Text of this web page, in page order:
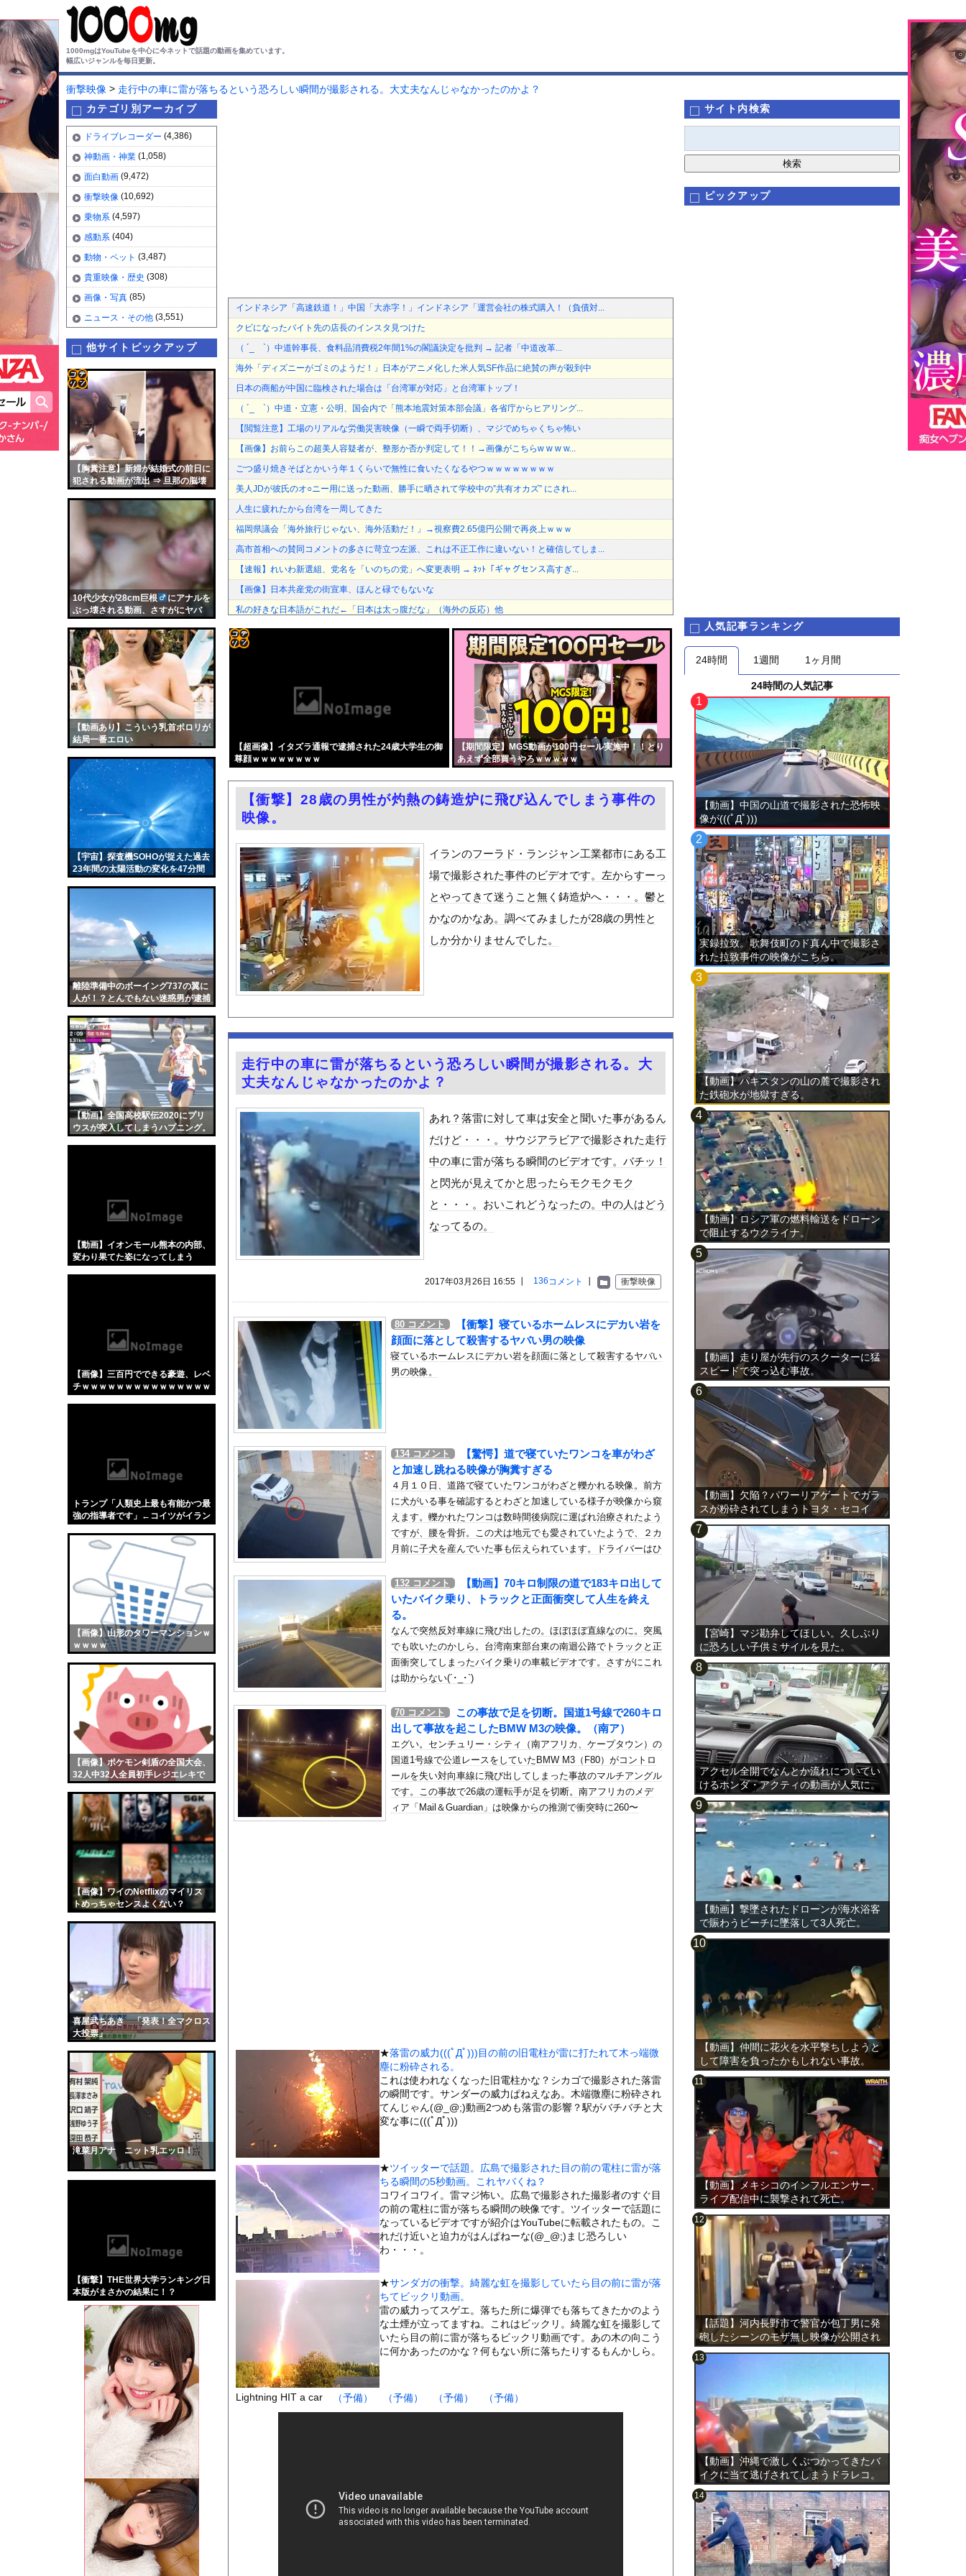
1000mgはYouTubeを中心に今ネットで話題の動画を集めています。
幅広いジャンルを毎日更新。
衝撃映像 > 走行中の車に雷が落ちるという恐ろしい瞬間が撮影される。大丈夫なんじゃなかったのかよ？
カテゴリ別アーカイブ
ドライブレコーダー (4,386)
神動画・神業 (1,058)
面白動画 (9,472)
衝撃映像 (10,692)
乗物系 (4,597)
感動系 (404)
動物・ペット (3,487)
貴重映像・歴史 (308)
画像・写真 (85)
ニュース・その他 (3,551)
他サイトピックアップ
【胸糞注意】新婦が結婚式の前日に
犯される動画が流出 ⇒ 旦那の脳壊
10代少女が28cm巨根
にアナルを
ぶっ壊される動画、さすがにヤバ
【動画あり】こういう乳首ポロリが
結局一番エロい
【宇宙】探査機SOHOが捉えた過去
23年間の太陽活動の変化を47分間
離陸準備中のボーイング737の翼に
人が！？とんでもない迷惑男が逮捕
【動画】全国高校駅伝2020にプリ
ウスが突入してしまうハプニング。
【動画】イオンモール熊本の内部、
変わり果てた姿になってしまう
【画像】三百円でできる豪遊、レベ
チｗｗｗｗｗｗｗｗｗｗｗｗｗｗｗ
トランプ「人類史上最も有能かつ最
強の指導者です」←コイツがイラン
【画像】山形のタワーマンションｗ
ｗｗｗｗ
【画像】ポケモン剣盾の全国大会、
32人中32人全員初手レジエレキで
【画像】ワイのNetflixのマイリス
トめっちゃセンスよくない？
喜屋武ちあき 「発表！全マクロス
大投票」
滝菜月アナ ニット乳エッロ！
【衝撃】THE世界大学ランキング日
本版がまさかの結果に！？
コテ
リン
- 固
定リ
ンク
自動
ツー
ル
インドネシア「高速鉄道！」中国「大赤字！」インドネシア「運営会社の株式購入！（負債対...
クビになったバイト先の店長のインスタ見つけた
（ ´_ゝ`）中道幹事長、食料品消費税2年間1%の閣議決定を批判 → 記者「中道改革...
海外「ディズニーがゴミのようだ！」日本がアニメ化した米人気SF作品に絶賛の声が殺到中
日本の商船が中国に臨検された場合は「台湾軍が対応」と台湾軍トップ！
（ ´_ゝ`）中道・立憲・公明、国会内で「熊本地震対策本部会議」各省庁からヒアリング...
【閲覧注意】工場のリアルな労働災害映像（一瞬で両手切断）、マジでめちゃくちゃ怖い
【画像】お前らこの超美人容疑者が、整形か否か判定して！！→画像がこちらw w w w...
ごつ盛り焼きそばとかいう年１くらいで無性に食いたくなるやつｗｗｗｗｗｗｗｗ
美人JDが彼氏のオ○ニー用に送った動画、勝手に晒されて学校中の”共有オカズ” にされ...
人生に疲れたから台湾を一周してきた
福岡県議会「海外旅行じゃない、海外活動だ！」→視察費2.65億円公開で再炎上ｗｗｗ
高市首相への賛同コメントの多さに苛立つ左派、これは不正工作に違いない！と確信してしま...
【速報】れいわ新選組、党名を「いのちの党」へ変更表明 → ﾈｯﾄ「ギャグセンス高すぎ...
【画像】日本共産党の街宣車、ほんと碌でもないな
私の好きな日本語がこれだ←「日本は太っ腹だな」（海外の反応）他
えなこ×網タイツ×Tバック尻、これで興奮しないヤツはいないだろｗｗ
【画像】ジェフ・ベゾスさん（資産約43兆7700億円）の嫁がコチラｗｗｗｗｗ
【謎】女「43億円注文して………キャンセルっと！」←こいつの目的
日本の地震被害に支援したのに…「韓国産の水は水洗トイレに」
中国外務省、広島原爆投下に関して「同情を得ようと核被害者の立場を政治利用」と主張！
ソードコンピューター、新型マイコン「c100」を発売ｷﾀ━━━━(ﾟ∀ﾟ)━━━━!...
中国製ルーター20機種にバックドア 外部から完全制御できる機能が仕込まれていた
子供向け漫画、謎の闇の大会に参加しがち問題
グラビア界のラスボスと言われる豊島心桜クン(22) part3
中国「台風接近！」台風13号「三峡直撃予測」中国「上流大洪水！（三峡上流」中国都市「...
エロ漫画『いじめがあるクラスにふたなり転校生がヤッてきた』をrawやhitomiを使...
日産e-power、無給油で1980km走行しギネス記録を達成
結婚式の二次会で知り合った娘達と乱交した話
韓国国会、サッカー前代表監督を追及「なぜ負けたのか」
日本旅行キャンセルすべきか…1万年ぶり史上最大級の火山の兆し＝韓国の反応
うちのネコが目の前にいた。私が上に物を投げるフリをする → 猫はこうなります…
ごつ盛り焼きそばとかいう年１くらいで無性に食いたくなるやつｗｗｗｗｗｗｗｗ
【画像】声優の上坂すみれさん、ガチでシコらせにくるｗｗｗｗｗｗｗｗｗｗ
鈴木奈穂子アナ 袖口からインナーチラ見え！！【GIF動画あり】
「住信SBI」が「ドコモの銀行」に変わってうんざりしてるやつｗｗｗｗｗｗｗ
熊さん、人間が勝手に山壊した結果殺されてしまう…これ半分虐殺だろ
ホリプロ所属の18歳 虹咲カリナの褐色ピチピチボディのエロスが最高だな！
人生のレール外れたら一瞬で人生終わった！
BYDの軽EVラッコ、補助金たった15万円…日本法人社長「何をすれば評価が上がるのか...
『Re：ゼロから始める異世界生活』60話感想 氷上のバトル！レグルスの権能とは！
意識高い系「インドに５年住んだら人生観かわる」←これｗｗｗ
【画像】キス釣りするんや
【Xの車窓から】オービスかと思ったら野生の炊飯器で草 ほか
【ポロリ悲話】ネットで拡散してるおっぱいポロリ動画、何故か叩かれる・・・
【衝撃】「かわいい虫」ランキング、ついに発表される
美人JDが彼氏のオ○ニー用に送った動画、勝手に晒されて学校中の”共有オカズ” にされ...
DeNA、若松尚輝も登録抹消する方針…急きょ登板で、4回2/3を投げた負担を考慮して
【動画】 撮影走行でホンダADUO改良型エンジン（PU）を搭載したアストンマーチンが...
外国人「理解できない」日本人ファンタジスタがまだ無所属で欧州人が困惑..獲得を求める...
未だに夫が奨学金を背負ってるんだけど、義両親が旅行や趣味に勤しんでるのを見るとモヤモ...
涼宮ハルヒ、今見ても面白い
【ビスティ打法】ガチで疑問なんだけどオカルト信者って台を休ませなかったら爆連したって...
高卒左腕で最速156キロ←こういう投手ってプロで育成難しいよな他
中国外務省、広島原爆投下に関して「同情を得ようと核被害者の立場を政治利用」と主張！
【日向坂46】話題のグッズ、案の定売り切れ…
【悲報】射殺されたオッサン、最近母を亡くして精神的ショックを受けていたと判明
【画像】今田美桜、破壊力ありすぎる上乳
透け透け！！ 山本里菜アナ【GIF動画あり】
とれたてっ！で海水浴客の水着彼女おっぱいが映し出される
【乞食速報】メキシコ麻薬カルテルのリーダーの情報提供で39億円！お前ら急げ！
【画像】おまえらくんの机がこの女の子の椅子にされてたらｗｗｗ
【画像】この女優さん、可愛すぎる
【朗報】齋藤飛鳥、前屈みで完全に見えてる動画が拡散されてしまう…
海外「日本よ、お前がナンバーワンだ」 熊本地震直後の日本の対応のスピードに世界が衝撃
勇気を出して白人美女にチン凸したアジア人短小男
、爆笑されてしまうｗｗｗ
10年もの間浮気してた嫁。まさかと思い長男のDNA鑑定をするがいいな？と問うと、元嫁...
ウクライナ侵攻以降、ロシア軍兵士のHIV感染が2000％急増…ウクライナメディア！
【配信者】「金バエ」のSNS更新が1週間途絶え、様々な憶測が飛び交う。1週間ぶりの投...
【画像】女の子「危機管理フォーーーーム！！！」
【朗報】爆胸の気象予報士さん、NHKから解き放たれる
【生尻画像】元NMB48原かれん、衝撃の限界露出wwwww1st写真集でパールTバッ...
【画像】「ビールと水を交互に飲まないと倒れるグラス」発売
【動画】サーフィンでチューブライディング、チューブの中からの映像が凄い
【黒歴史】こういう昔の大学ヤリサーの流出エロ動画（顔出し）が一番抜ける
韓国人「安貞桓が韓国代表に激怒！『惨憺たる結果、徹底的な刷新が必要だ』と監督や協会を...
ケンタッキーとか言う唐揚げ屋ｗｗｗｗｗ
【画像】このAVが性癖ブッ刺さりで精子ドクドク作られるわｗｗｗｗ
【悲報】味噌ラーメンで行列、出来ない
【中国】男の子が爆竹に点火 マンホールが爆発しふた吹き飛ぶ
【画像】伊藤舞雪とかいうＡＶ女優ｗｗｗｗｗｗｗｗｗｗw
【緊急】肛門にスティックのり入れたけど出てこないの！！
【動画】ロシアの空挺兵、パラシュートが開かずに墜落してしまう。
Powered by livedoor 相互RSS
このページは
が管理しています。 RSS設定 更新順130件まで。それ以降の古いものは表
【超画像】イタズラ通報で逮捕された24歳大学生の御
尊顔ｗｗｗｗｗｗｗｗ
【期間限定】MGS動画が100円セール実施中！！とり
あえず全部買うやろｗｗｗｗｗ
自動
更新
【衝撃】28歳の男性が灼熱の鋳造炉に飛び込んでしまう事件の
映像。
イランのフーラド・ランジャン工業都市にある工
場で撮影された事件のビデオです。左からすーっ
とやってきて迷うこと無く鋳造炉へ・・・。鬱と
かなのかなあ。調べてみましたが28歳の男性と
しか分かりませんでした。
走行中の車に雷が落ちるという恐ろしい瞬間が撮影される。大
丈夫なんじゃなかったのかよ？
あれ？落雷に対して車は安全と聞いた事があるん
だけど・・・。サウジアラビアで撮影された走行
中の車に雷が落ちる瞬間のビデオです。バチッ！
と閃光が見えてかと思ったらモクモクモク
と・・・。おいこれどうなったの。中の人はどう
なってるの。
衝撃映像
136コメント
2017年03月26日 16:55 ┃
80 コメント
【衝撃】寝ているホームレスにデカい岩を
顔面に落として殺害するヤバい男の映像
寝ているホームレスにデカい岩を顔面に落として殺害するヤバい
男の映像。
134 コメント
【驚愕】道で寝ていたワンコを車がわざ
と加速し跳ねる映像が胸糞すぎる
４月１０日、道路で寝ていたワンコがわざと轢かれる映像。前方
に犬がいる事を確認するとわざと加速している様子が映像から窺
えます。轢かれたワンコは数時間後病院に運ばれ治療されたよう
ですが、腰を骨折。この犬は地元でも愛されていたようで、２カ
月前に子犬を産んでいた事も伝えられています。ドライバーはひ
132 コメント
【動画】70キロ制限の道で183キロ出して
いたバイク乗り、トラックと正面衝突して人生を終え
る。
なんで突然反対車線に飛び出したの。ほぼほぼ直線なのに。突風
でも吹いたのかしら。台湾南東部台東の南迴公路でトラックと正
面衝突してしまったバイク乗りの車載ビデオです。さすがにこれ
は助からない(´･_･`)
70 コメント
この事故で足を切断。国道1号線で260キロ
出して事故を起こしたBMW M3の映像。（南ア）
エグい。センチュリー・シティ（南アフリカ、ケープタウン）の
国道1号線で公道レースをしていたBMW M3（F80）がコントロ
ールを失い対向車線に飛び出してしまった事故のマルチアングル
です。この事故で26歳の運転手が足を切断。南アフリカのメデ
ィア「Mail＆Guardian」は映像からの推測で衝突時に260〜
★落雷の威力(((ﾟДﾟ)))目の前の旧電柱が雷に打たれて木っ端微
塵に粉砕される。
これは使われなくなった旧電柱かな？シカゴで撮影された落雷
の瞬間です。サンダーの威力ぱねえなあ。木端微塵に粉砕され
てんじゃん(@_@;)動画2つめも落雷の影響？駅がバチバチと大
変な事に(((ﾟДﾟ)))
★ツイッターで話題。広島で撮影された目の前の電柱に雷が落
ちる瞬間の5秒動画。これヤバくね？
コワイコワイ。雷マジ怖い。広島で撮影された撮影者のすぐ目
の前の電柱に雷が落ちる瞬間の映像です。ツイッターで話題に
なっているビデオですが紹介はYouTubeに転載されたもの。こ
れだけ近いと迫力がはんぱねーな(@_@;)まじ恐ろしい
わ・・・。
★サンダガの衝撃。綺麗な虹を撮影していたら目の前に雷が落
ちてビックリ動画。
雷の威力ってスゲエ。落ちた所に爆弾でも落ちてきたかのよう
な土煙が立ってますね。これはビックリ。綺麗な虹を撮影して
いたら目の前に雷が落ちるビックリ動画です。あの木の向こう
に何かあったのかな？何もない所に落ちたりするもんかしら。
Lightning HIT a car （予備） （予備） （予備） （予備）
サイト内検索
ピックアップ
人気記事ランキング
24時間 1週間 1ヶ月間
24時間の人気記事
【動画】中国の山道で撮影された恐怖映
像が(((ﾟДﾟ)))
実録拉致。歌舞伎町のド真ん中で撮影さ
れた拉致事件の映像がこちら。
【動画】パキスタンの山の麓で撮影され
た鉄砲水が地獄すぎる。
【動画】ロシア軍の燃料輸送をドローン
で阻止するウクライナ。
【動画】走り屋が先行のスクーターに猛
スピードで突っ込む事故。
【動画】欠陥？パワーリアゲートでガラ
スが粉砕されてしまうトヨタ・セコイ
ア。
【宮崎】マジ勘弁してほしい。久しぶり
に恐ろしい子供ミサイルを見た。
アクセル全開でなんとか流れについてい
けるホンダ・アクティの動画が人気に。
【動画】撃墜されたドローンが海水浴客
で賑わうビーチに墜落して3人死亡。
【動画】仲間に花火を水平撃ちしようと
して障害を負ったかもしれない事故。
【動画】メキシコのインフルエンサー、
ライブ配信中に襲撃されて死亡。
【話題】河内長野市で警官が包丁男に発
砲したシーンのモザ無し映像が公開され
る。
【動画】沖縄で激しくぶつかってきたバ
イクに当て逃げされてしまうドラレコ。